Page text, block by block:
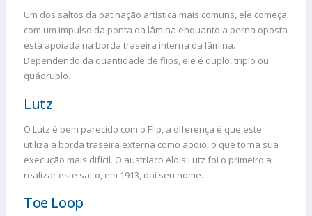
Um dos saltos da patinação artística mais comuns, ele começa
com um impulso da ponta da lâmina enquanto a perna oposta
está apoiada na borda traseira interna da lâmina.
Dependendo da quantidade de flips, ele é duplo, triplo ou
quádruplo.
Lutz
O Lutz é bem parecido com o Flip, a diferença é que este
utiliza a borda traseira externa como apoio, o que torna sua
execução mais difícil. O austríaco Alois Lutz foi o primeiro a
realizar este salto, em 1913, daí seu nome.
Toe Loop